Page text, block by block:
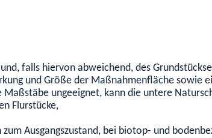
falls hiervon abweichend, des
und Größe der Maßnahmenfläche sowie
ungeeignet, kann die untere
Flurstücke,
Ausgangszustand, bei biotop- und